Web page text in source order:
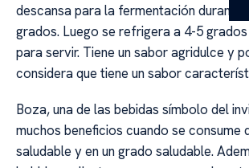
descansa para la fermentación durante
grados. Luego se refrigera a 4-5
para servir. Tiene un sabor agridulce y
considera que tiene un sabor
Boza, una de las bebidas símbolo del
muchos beneficios cuando se consume
saludable y en un grado saludable.